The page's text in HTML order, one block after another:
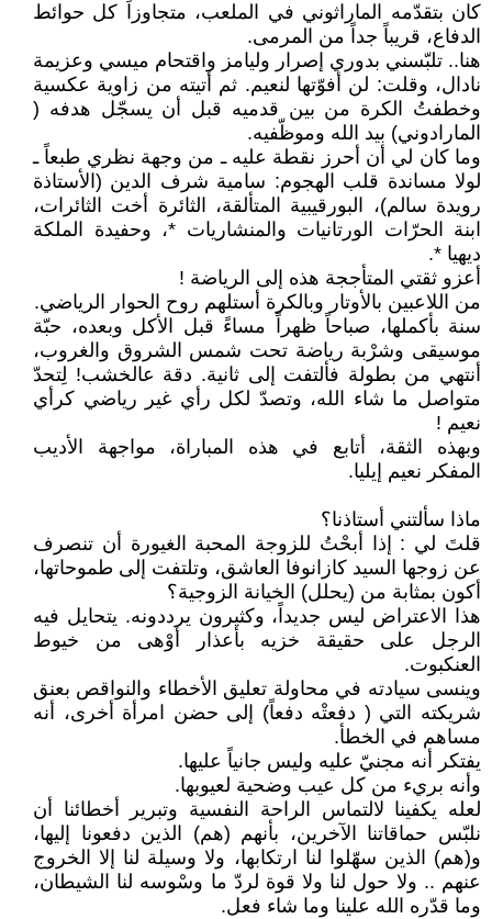
كان بتقدّمه الماراثوني في الملعب، متجاوزاً كل حوائط
الدفاع، قريباً جداً من المرمى.
هنا.. تلبّسني بدوري إصرار وليامز واقتحام ميسي وعزيمة
نادال، وقلت: لن أفوّتها لنعيم. ثم أتيته من زاوية عكسية
وخطفتُ الكرة من بين قدميه قبل أن يسجّل هدفه (
المارادوني) بيد الله وموظّفيه.
وما كان لي أن أحرز نقطة عليه ـ من وجهة نظري طبعاً ـ
لولا مساندة قلب الهجوم: سامية شرف الدين (الأستاذة
رويدة سالم)، البورقيبية المتألقة، الثائرة أخت الثائرات،
ابنة الحرّات الورتانيات والمنشاريات *، وحفيدة الملكة
ديهيا *.
أعزو ثقتي المتأججة هذه إلى الرياضة !
من اللاعبين بالأوتار وبالكرة أستلهم روح الحوار الرياضي.
سنة بأكملها، صباحاً ظهراً مساءً قبل الأكل وبعده، حبّة
موسيقى وشرْبة رياضة تحت شمس الشروق والغروب،
أنتهي من بطولة فألتفت إلى ثانية. دقة عالخشب! لِتحدّ
متواصل ما شاء الله، وتصدّ لكل رأي غير رياضي كرأي
نعيم !
وبهذه الثقة، أتابع في هذه المباراة، مواجهة الأديب
المفكر نعيم إيليا.
ماذا سألتني أستاذنا؟
قلتَ لي : إذا أبحْتُ للزوجة المحبة الغيورة أن تنصرف
عن زوجها السيد كازانوفا العاشق، وتلتفت إلى طموحاتها،
أكون بمثابة من (يحلل) الخيانة الزوجية؟
هذا الاعتراض ليس جديداً، وكثيرون يرددونه. يتحايل فيه
الرجل على حقيقة خزيه بأعذار أوْهى من خيوط
العنكبوت.
وينسى سيادته في محاولة تعليق الأخطاء والنواقص بعنق
شريكته التي ( دفعتْه دفعاً) إلى حضن امرأة أخرى، أنه
مساهم في الخطأ.
يفتكر أنه مجنيّ عليه وليس جانياً عليها.
وأنه بريء من كل عيب وضحية لعيوبها.
لعله يكفينا لالتماس الراحة النفسية وتبرير أخطائنا أن
نلبّس حماقاتنا الآخرين، بأنهم (هم) الذين دفعونا إليها،
و(هم) الذين سهّلوا لنا ارتكابها، ولا وسيلة لنا إلا الخروج
عنهم .. ولا حول لنا ولا قوة لردّ ما وسْوسه لنا الشيطان،
وما قدّره الله علينا وما شاء فعل.